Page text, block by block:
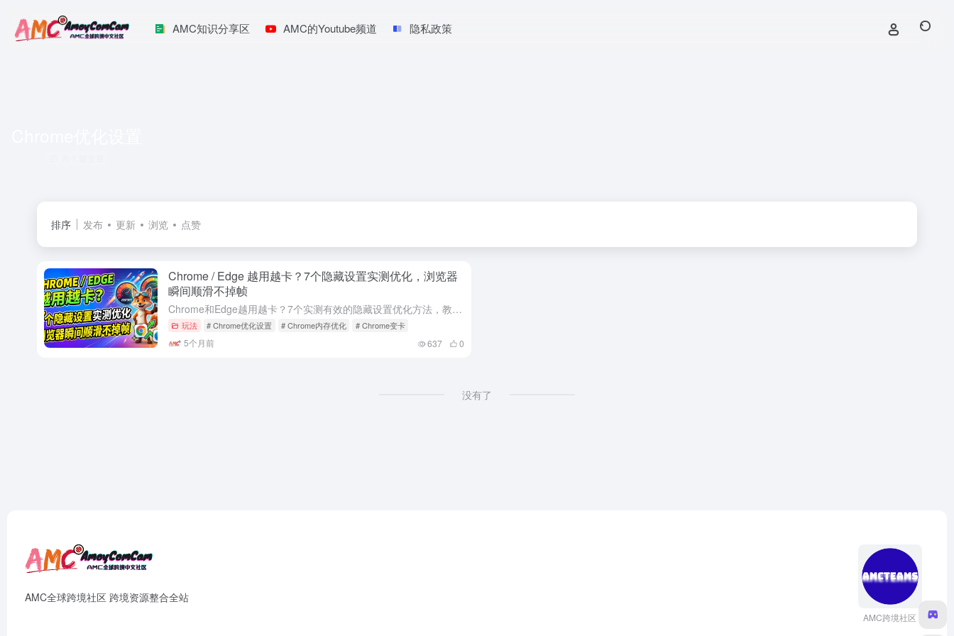
AMC知识分享区 AMC的Youtube频道 隐私政策
排序 发布 更新 浏览 点赞
Chrome / Edge 越用越卡？7个隐藏设置实测优化，浏览器
瞬间顺滑不掉帧
Chrome和Edge越用越卡？7个实测有效的隐藏设置优化方法，教你一步步提升浏览器速度，减少卡顿，提升多标签和AI使用流畅度。
玩法 # Chrome优化设置 # Chrome内存优化 # Chrome变卡
5个月前 637 0
没有了
AMC全球跨境社区 跨境资源整合全站
AMC跨境社区